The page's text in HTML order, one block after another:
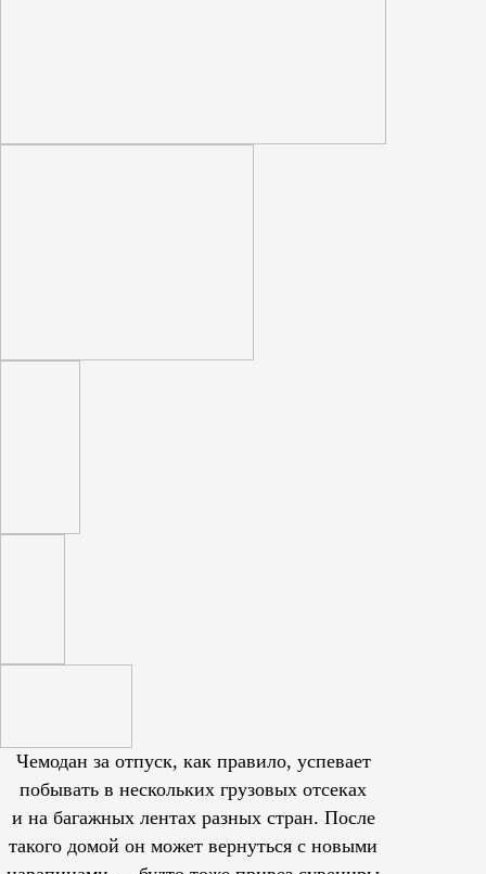
Чемодан за отпуск, как правило, успевает
побывать в нескольких грузовых отсеках
и на багажных лентах разных стран. После
такого домой он может вернуться с новыми